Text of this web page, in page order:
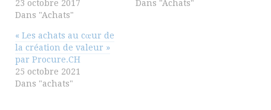
23 octobre 2017
Dans "Achats"
Dans "Achats"
« Les achats au cœur de
la création de valeur »
par Procure.CH
25 octobre 2021
Dans "achats"